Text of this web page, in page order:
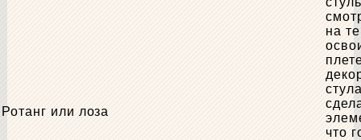
Ротанг или лоза
на
что